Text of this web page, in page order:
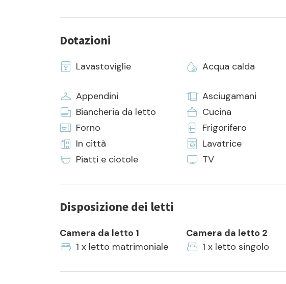
Dotazioni
Lavastoviglie Acqua calda
Appendini
Asciugamani
Biancheria da letto
Cucina
Forno
Frigorifero
In città
Lavatrice
Piatti e ciotole
TV
Disposizione dei letti
Camera da letto 1
1 x letto matrimoniale
Camera da letto 2
1 x letto singolo